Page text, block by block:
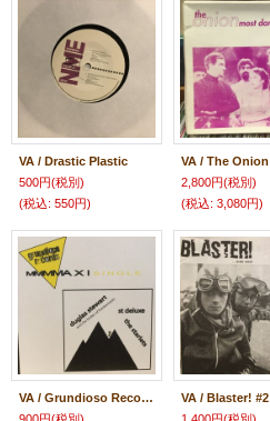
VA / Drastic Plastic
500円(税別)
(税込: 550円)
2,800円(税別)
(税込: 3,080円)
VA / Grundioso Records Mmmmmaxi Single
VA / Blaster! #2